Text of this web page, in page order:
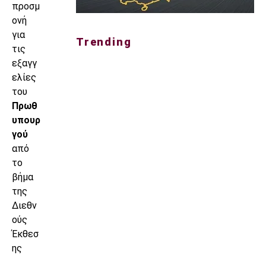
προσμ
ονή
για
τις
εξαγγ
ελίες
του
Πρωθ
υπουρ
γού
από
το
βήμα
της
Διεθν
ούς
Έκθεσ
ης
Trending